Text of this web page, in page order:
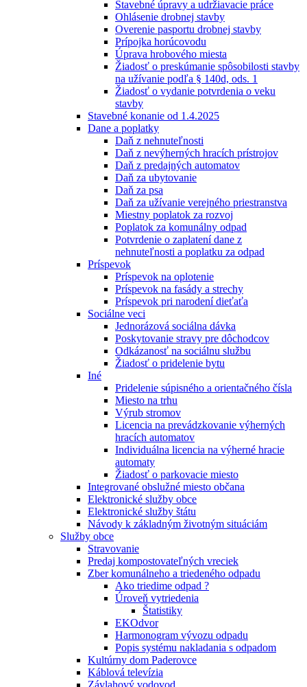
Stavebné úpravy a udržiavacie práce
Ohlásenie drobnej stavby
Overenie pasportu drobnej stavby
Prípojka horúcovodu
Úprava hrobového miesta
Žiadosť o preskúmanie spôsobilosti stavby
na užívanie podľa § 140d, ods. 1
Žiadosť o vydanie potvrdenia o veku
stavby
Stavebné konanie od 1.4.2025
Dane a poplatky
Daň z nehnuteľnosti
Daň z nevýherných hracích prístrojov
Daň z predajných automatov
Daň za ubytovanie
Daň za psa
Daň za užívanie verejného priestranstva
Miestny poplatok za rozvoj
Poplatok za komunálny odpad
Potvrdenie o zaplatení dane z
nehnuteľnosti a poplatku za odpad
Príspevok
Príspevok na oplotenie
Príspevok na fasády a strechy
Príspevok pri narodení dieťaťa
Sociálne veci
Jednorázová sociálna dávka
Poskytovanie stravy pre dôchodcov
Odkázanosť na sociálnu službu
Žiadosť o pridelenie bytu
Iné
Pridelenie súpisného a orientačného čísla
Miesto na trhu
Výrub stromov
Licencia na prevádzkovanie výherných
hracích automatov
Individuálna licencia na výherné hracie
automaty
Žiadosť o parkovacie miesto
Integrované obslužné miesto občana
Elektronické služby obce
Elektronické služby štátu
Návody k základným životným situáciám
Služby obce
Stravovanie
Predaj kompostovateľných vreciek
Zber komunálneho a triedeného odpadu
Ako triedime odpad ?
Úroveň vytriedenia
Štatistiky
EKOdvor
Harmonogram vývozu odpadu
Popis systému nakladania s odpadom
Kultúrny dom Paderovce
Káblová televízia
Závlahový vodovod